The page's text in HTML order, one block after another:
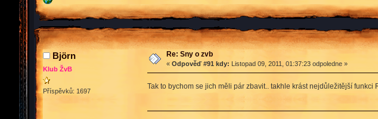
Björn
Klub ŽvB
Příspěvků: 1697
Re: Sny o zvb
« Odpověď #91 kdy: Listopad 09, 2011, 01:37:23 odpoledne »
Tak to bychom se jich měli pár zbavit.. takhle krást nejdůležitější funkci